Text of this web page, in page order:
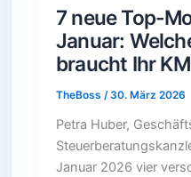
7 neue Top-
Januar:
braucht Ihr
TheBoss /30. März 2026
Petra Huber,
Januar 2026 vier